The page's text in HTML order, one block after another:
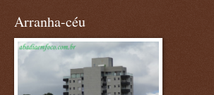
Arranha-céu